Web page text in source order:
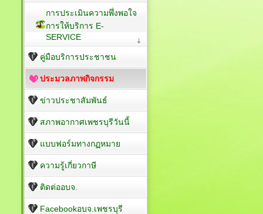
การประเมินความพึ่งพอใจ
การให้บริการ E-
SERVICE
คู่มือบริการประชาชน
ประมวลภาพกิจกรรม
ข่าวประชาสัมพันธ์
สภาพอากาศเพชรบุรีวันนี้
แบบฟอร์มทางกฏหมาย
ความรู้เกี่ยวกาษี
ติดต่ออบจ.
Facebookอบจ.เพชรบุรี